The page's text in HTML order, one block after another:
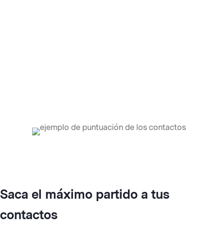
Saca el máximo partido a tus
contactos